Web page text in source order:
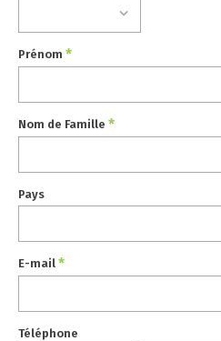
Prénom *
Nom de Famille *
Pays
E-mail *
Téléphone